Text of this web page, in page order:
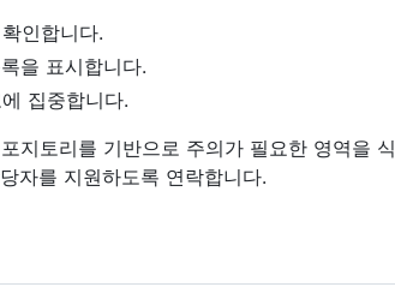
인합니다.
을 표시합니다.
집중합니다.
지토리를 기반으로 주의가 필요한 영역을 식
자를 지원하도록 연락합니다.